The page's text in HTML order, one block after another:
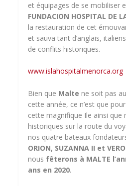
et équipages de se mobiliser
FUNDACION HOSPITAL DE
la restauration de cet
et sauva tant d’anglais,
de conflits historiques.
www.islahospitalmenorca.org
Bien que Malte ne soit pas
cette année, ce n’est que
cette magnifique Ile ainsi que
historiques sur la route du
nos quatre bateaux
ORION, SUZANNA II et
nous fêterons à MALTE
ans en 2020.